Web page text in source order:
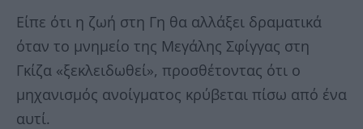
Είπε ότι η ζωή στη Γη θα αλλάξει δραματικά
όταν το μνημείο της Μεγάλης Σφίγγας στη
Γκίζα «ξεκλειδωθεί», προσθέτοντας ότι ο
μηχανισμός ανοίγματος κρύβεται πίσω από ένα
αυτί.